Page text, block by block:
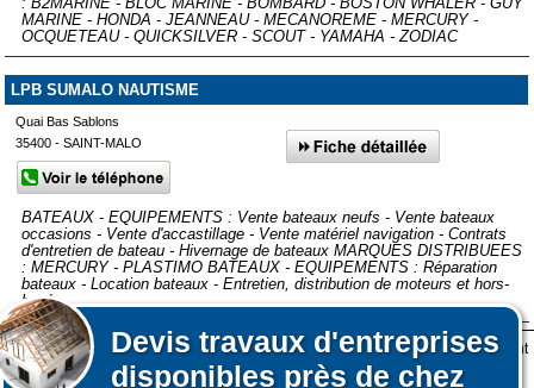
Devis travaux d'entreprises
disponibles près de chez
MARINE - HONDA - JEANNEAU - MECANOREME - MERCURY -
OCQUETEAU - QUICKSILVER - SCOUT - YAMAHA - ZODIAC
LPB SUMALO NAUTISME
Quai Bas Sablons
35400 - SAINT-MALO
BATEAUX - EQUIPEMENTS : Vente bateaux neufs - Vente bateaux
occasions - Vente d'accastillage - Vente matériel navigation - Contrats
d'entretien de bateau - Hivernage de bateaux MARQUES DISTRIBUEES
: MERCURY - PLASTIMO BATEAUX - EQUIPEMENTS : Réparation
bateaux - Location bateaux - Entretien, distribution de moteurs et hors-
bord
Afficher plus de prestataires dans un rayon de 50km autour de
Lors de votre visite sur notre site des fichiers informatiques nommés cookies sont
déposés sur votre terminal. Ces cookies sont utilisés pour la navigation, le